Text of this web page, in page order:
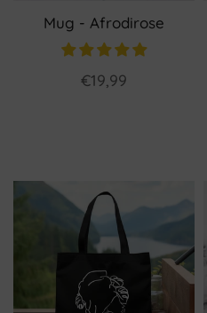
Mug - Afrodirose
€19,99